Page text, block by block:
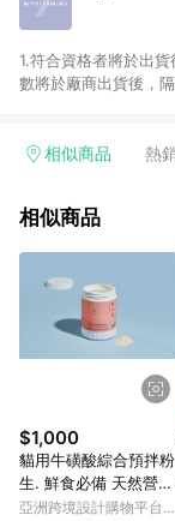
1.符合資格者將於出
數將於廠商出貨後，
用未授權優惠碼不符
品加總金額），亦即
部分運費或稅金，可
App下單，不符合
相似商品 熱
相似商品
$1,000
貓用牛磺酸綜合預拌粉
生. 鮮食必備 天然營養
補充 全年齡適用
亞洲跨境設計購物平台